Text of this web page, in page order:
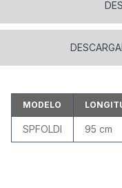
MODELO
SPFOLDI 95 cm